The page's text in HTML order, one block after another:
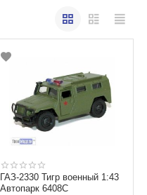
ГАЗ-2330 Тигр военный 1:43
Автопарк 6408С